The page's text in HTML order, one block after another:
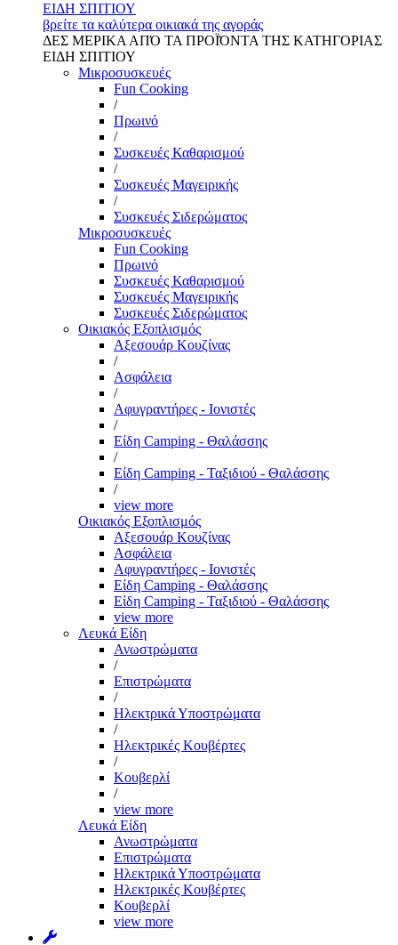
ΕΙΔΗ ΣΠΙΤΙΟΥ
βρείτε τα καλύτερα οικιακά της αγοράς
ΔΕΣ ΜΕΡΙΚΑ ΑΠΌ ΤΑ ΠΡΟΪΌΝΤΑ ΤΗΣ ΚΑΤΗΓΟΡΙΑΣ
ΕΙΔΗ ΣΠΙΤΙΟΥ
Μικροσυσκευές
Fun Cooking
/
Πρωινό
/
Συσκευές Καθαρισμού
/
Συσκευές Μαγειρικής
/
Συσκευές Σιδερώματος
Μικροσυσκευές
Fun Cooking
Πρωινό
Συσκευές Καθαρισμού
Συσκευές Μαγειρικής
Συσκευές Σιδερώματος
Οικιακός Εξοπλισμός
Αξεσουάρ Κουζίνας
/
Ασφάλεια
/
Αφυγραντήρες - Ιονιστές
/
Είδη Camping - Θαλάσσης
/
Είδη Camping - Ταξιδιού - Θαλάσσης
/
view more
Οικιακός Εξοπλισμός
Αξεσουάρ Κουζίνας
Ασφάλεια
Αφυγραντήρες - Ιονιστές
Είδη Camping - Θαλάσσης
Είδη Camping - Ταξιδιού - Θαλάσσης
view more
Λευκά Είδη
Ανωστρώματα
/
Επιστρώματα
/
Ηλεκτρικά Υποστρώματα
/
Ηλεκτρικές Κουβέρτες
/
Κουβερλί
/
view more
Λευκά Είδη
Ανωστρώματα
Επιστρώματα
Ηλεκτρικά Υποστρώματα
Ηλεκτρικές Κουβέρτες
Κουβερλί
view more